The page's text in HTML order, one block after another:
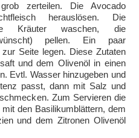
zerteilen. Die Avocado
herauslösen. Die
Kräuter waschen, die
pellen. Ein paar
Seite legen. Diese Zutaten
und dem Olivenöl in einen
Evtl. Wasser hinzugeben und
passt, dann mit Salz und
Zum Servieren die
den Basilikumblättern, dem
und dem Zitronen Olivenöl